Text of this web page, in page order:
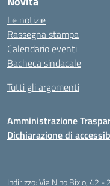
Le notizie
Rassegna stampa
Calendario eventi
Bacheca sindacale
Tutti gli argomenti
Amministrazione
Dichiarazione di
Indirizzo:Via Nino Bixio, 42 -